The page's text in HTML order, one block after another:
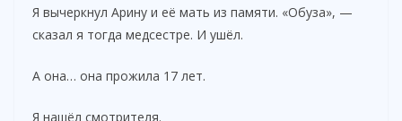
Я вычеркнул Арину и её мать из памяти. «Обуза», —
сказал я тогда медсестре. И ушёл.
А она… она прожила 17 лет.
Я нашёл смотрителя.